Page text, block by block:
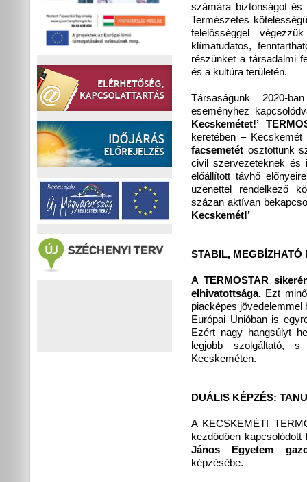
számára biztonságot
Természetes
felelősséggel
klímatudatos,
részünket a társadalmi
és a kultúra területén.
Társaságunk 2020-
eseményhez
Kecskemétet!’
keretében –
facsemetét osztottunk
civil szervezeteknek és
előállított távhő
üzenettel rendelkező
százan aktívan
Kecskemét!’
STABIL, MEGBÍZHATÓ
A TERMOSTAR
elhivatottsága. Ezt
piacképes jövedelemmel
Európai Unióban is
Ezért nagy hangsúlyt
legjobb szolgáltató,
Kecskeméten.
DUÁLIS KÉPZÉS:
A KECSKEMÉTI
kezdődően
János Egyetem
képzésébe.